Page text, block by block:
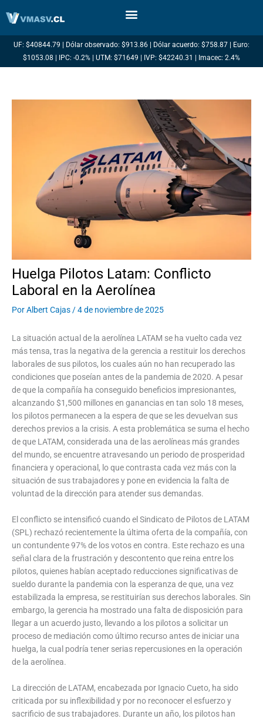
UF: $40844.79 | Dólar observado: $913.86 | Dólar acuerdo: $758.87 | Euro:
$1053.08 | IPC: -0.2% | UTM: $71649 | IVP: $42240.31 | Imacec: 2.4%
Huelga Pilotos Latam: Conflicto
Laboral en la Aerolínea
PorAlbert Cajas /4 de noviembre de 2025
La situación actual de la aerolínea LATAM se ha vuelto cada vez
más tensa, tras la negativa de la gerencia a restituir los derechos
laborales de sus pilotos, los cuales aún no han recuperado las
condiciones que poseían antes de la pandemia de 2020. A pesar
de que la compañía ha conseguido beneficios impresionantes,
alcanzando $1,500 millones en ganancias en tan solo 18 meses,
los pilotos permanecen a la espera de que se les devuelvan sus
derechos previos a la crisis. A esta problemática se suma el hecho
de que LATAM, considerada una de las aerolíneas más grandes
del mundo, se encuentre atravesando un periodo de prosperidad
financiera y operacional, lo que contrasta cada vez más con la
situación de sus trabajadores y pone en evidencia la falta de
voluntad de la dirección para atender sus demandas.
El conflicto se intensificó cuando el Sindicato de Pilotos de LATAM
(SPL) rechazó recientemente la última oferta de la compañía, con
un contundente 97% de los votos en contra. Este rechazo es una
señal clara de la frustración y descontento que reina entre los
pilotos, quienes habían aceptado reducciones significativas de
sueldo durante la pandemia con la esperanza de que, una vez
estabilizada la empresa, se restituirían sus derechos laborales. Sin
embargo, la gerencia ha mostrado una falta de disposición para
llegar a un acuerdo justo, llevando a los pilotos a solicitar un
proceso de mediación como último recurso antes de iniciar una
huelga, la cual podría tener serias repercusiones en la operación
de la aerolínea.
La dirección de LATAM, encabezada por Ignacio Cueto, ha sido
criticada por su inflexibilidad y por no reconocer el esfuerzo y
sacrificio de sus trabajadores. Durante un año, los pilotos han